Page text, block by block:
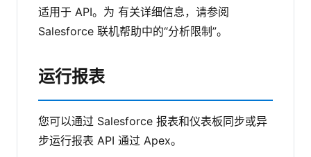
适用于 API。为 有关详细信息，请参阅
Salesforce 联机帮助中的“分析限制”。
运行报表
您可以通过 Salesforce 报表和仪表板同步或异
步运行报表 API 通过 Apex。